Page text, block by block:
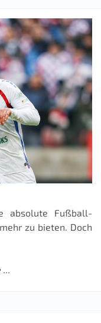
absolute Fußball-
zu bieten. Doch